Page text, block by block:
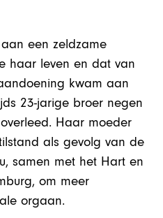
een zeldzame
haar leven en dat van
kwam aan
23-jarige broer negen
Haar moeder
als gevolg van de
samen met het Hart en
om meer
orgaan.